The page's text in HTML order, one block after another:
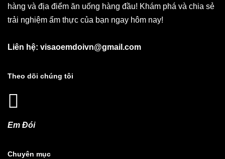
hàng và địa điểm ăn uống hàng đầu! Khám phá và chia sẻ
trải nghiệm ẩm thực của bạn ngay hôm nay!
Liên hệ: visaoemdoivn@gmail.com
Theo dõi chúng tôi
Em Đói
Chuyên mục